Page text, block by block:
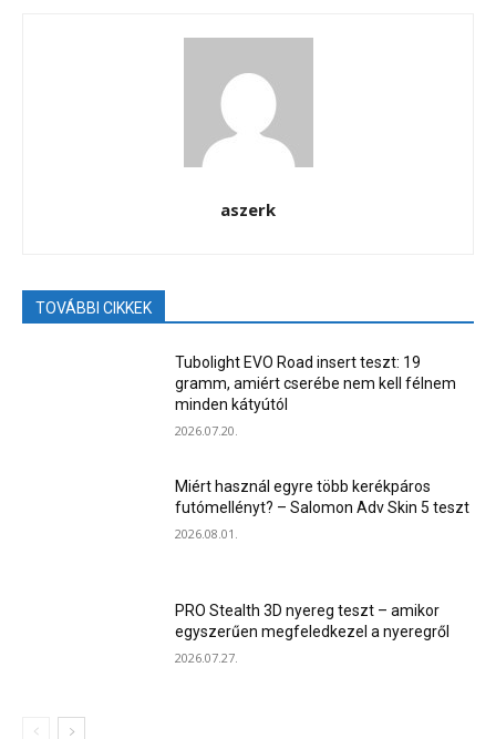
aszerk
TOVÁBBI CIKKEK
Tubolight EVO Road insert teszt: 19
gramm, amiért cserébe nem kell félnem
minden kátyútól
2026.07.20.
Miért használ egyre több kerékpáros
futómellényt? – Salomon Adv Skin 5 teszt
2026.08.01.
PRO Stealth 3D nyereg teszt – amikor
egyszerűen megfeledkezel a nyeregről
2026.07.27.